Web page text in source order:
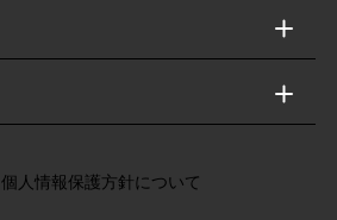
個人情報保護方針について